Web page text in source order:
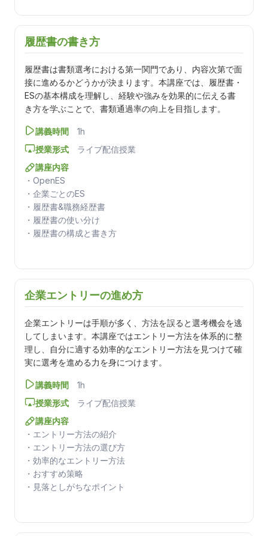
履歴書の書き方
履歴書は書類選考における第一関門であり、内容次第で面
接に進めるかどうかが決まります。本講座では、履歴書・
ESの基本構成を理解し、経験や強みを効果的に伝える書
き方を学ぶことで、書類通過率の向上を目指します。
講義時間
1h
授業形式
ライブ配信授業
講座内容
・OpenES
・企業ごとのES
・履歴書&職務経歴書
・履歴書の使い分け
・履歴書の構成と書き方
企業エントリーの進め方
企業エントリーは手順が多く、方法を誤ると選考機会を逃
してしまいます。本講座ではエントリー方法を体系的に整
理し、自分に適する効率的なエントリー方法を見つけて確
実に選考を進める力を身につけます。
講義時間
1h
授業形式
ライブ配信授業
講座内容
・エントリー方法の紹介
・エントリー方法の選び方
・効率的なエントリー方法
・おすすめ策略
・見落としがちなポイント